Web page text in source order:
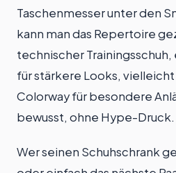
Taschenmesser unter den
kann man das Repertoire
technischer
für stärkere Looks,
Colorway für besondere
bewusst, ohne Hype-Druck.
Wer seinen Schuhschrank